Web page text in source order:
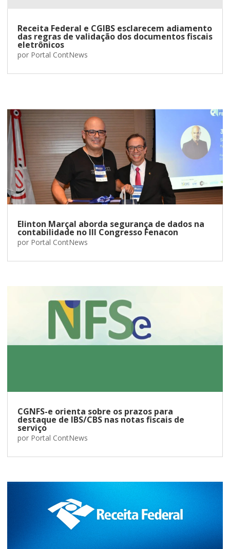
Receita Federal e CGIBS esclarecem adiamento
das regras de validação dos documentos fiscais
eletrônicos
por Portal ContNews
Elinton Marçal aborda segurança de dados na
contabilidade no III Congresso Fenacon
por Portal ContNews
CGNFS-e orienta sobre os prazos para
destaque de IBS/CBS nas notas fiscais de
serviço
por Portal ContNews